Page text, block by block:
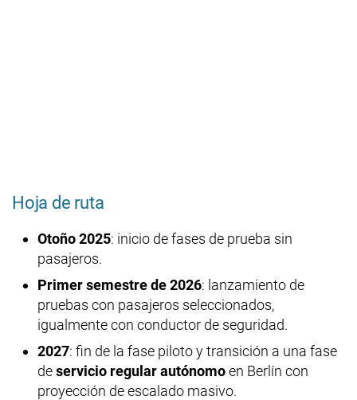
Hoja de ruta
Otoño 2025: inicio de fases de prueba sin
pasajeros.
Primer semestre de 2026: lanzamiento de
pruebas con pasajeros seleccionados,
igualmente con conductor de seguridad.
2027: fin de la fase piloto y transición a una fase
deservicio regular autónomoen Berlín con
proyección de escalado masivo.